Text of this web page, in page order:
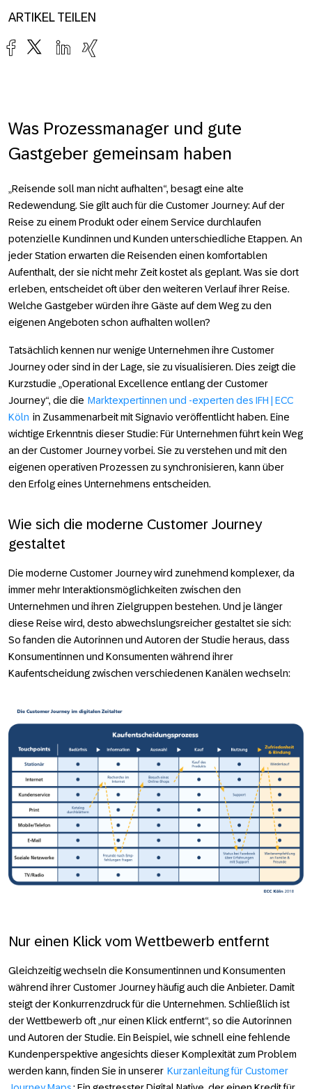
ARTIKEL TEILEN
Was Prozessmanager und gute
Gastgeber gemeinsam haben
„Reisende soll man nicht aufhalten“, besagt eine alte
Redewendung. Sie gilt auch für die Customer Journey: Auf der
Reise zu einem Produkt oder einem Service durchlaufen
potenzielle Kundinnen und Kunden unterschiedliche Etappen. An
jeder Station erwarten die Reisenden einen komfortablen
Aufenthalt, der sie nicht mehr Zeit kostet als geplant. Was sie dort
erleben, entscheidet oft über den weiteren Verlauf ihrer Reise.
Welche Gastgeber würden ihre Gäste auf dem Weg zu den
eigenen Angeboten schon aufhalten wollen?
Tatsächlich kennen nur wenige Unternehmen ihre Customer
Journey oder sind in der Lage, sie zu visualisieren. Dies zeigt die
Kurzstudie „Operational Excellence entlang der Customer
Journey“, die die Marktexpertinnen und -experten des IFH | ECC
Köln in Zusammenarbeit mit Signavio veröffentlicht haben. Eine
wichtige Erkenntnis dieser Studie: Für Unternehmen führt kein Weg
an der Customer Journey vorbei. Sie zu verstehen und mit den
eigenen operativen Prozessen zu synchronisieren, kann über
den Erfolg eines Unternehmens entscheiden.
Wie sich die moderne Customer Journey
gestaltet
Die moderne Customer Journey wird zunehmend komplexer, da
immer mehr Interaktionsmöglichkeiten zwischen den
Unternehmen und ihren Zielgruppen bestehen. Und je länger
diese Reise wird, desto abwechslungsreicher gestaltet sie sich:
So fanden die Autorinnen und Autoren der Studie heraus, dass
Konsumentinnen und Konsumenten während ihrer
Kaufentscheidung zwischen verschiedenen Kanälen wechseln:
Nur einen Klick vom Wettbewerb entfernt
Gleichzeitig wechseln die Konsumentinnen und Konsumenten
während ihrer Customer Journey häufig auch die Anbieter. Damit
steigt der Konkurrenzdruck für die Unternehmen. Schließlich ist
der Wettbewerb oft „nur einen Klick entfernt“, so die Autorinnen
und Autoren der Studie. Ein Beispiel, wie schnell eine fehlende
Kundenperspektive angesichts dieser Komplexität zum Problem
werden kann, finden Sie in unserer Kurzanleitung für Customer